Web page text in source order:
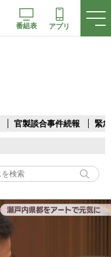
番組表 アプリ
官製談合事件続報 緊